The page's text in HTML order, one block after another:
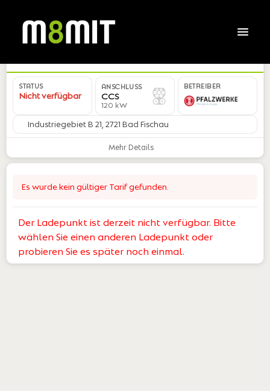
STATUS
Nicht verfügbar
ANSCHLUSS
CCS
120 kW
BETREIBER
Industriegebiet B 21, 2721 Bad Fischau
Mehr Details
Es wurde kein gültiger Tarif gefunden.
Der Ladepunkt ist derzeit nicht verfügbar. Bitte
wählen Sie einen anderen Ladepunkt oder
probieren Sie es später noch einmal.